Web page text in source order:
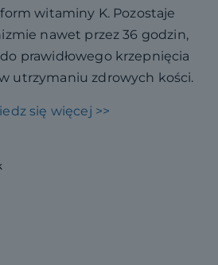
witaminy K. Pozostaje
nawet przez 36 godzin,
prawidłowego krzepnięcia
utrzymaniu zdrowych kości.
się więcej >>